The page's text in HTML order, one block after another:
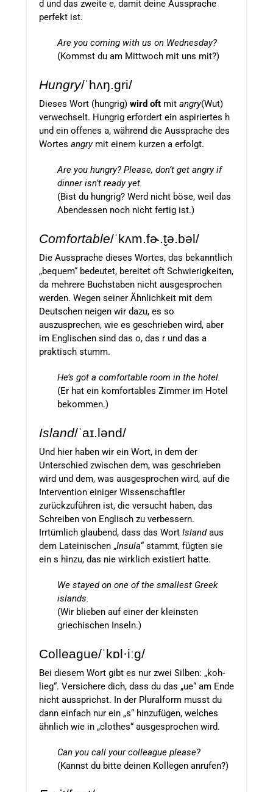
d und das zweite e, damit deine Aussprache
perfekt ist.
Are you coming with us on Wednesday?
(Kommst du am Mittwoch mit uns mit?)
Hungry/ˈhʌŋ.ɡri/
Dieses Wort (hungrig) wird oft mit angry(Wut)
verwechselt. Hungrig erfordert ein aspiriertes h
und ein offenes a, während die Aussprache des
Wortes angry mit einem kurzen a erfolgt.
Are you hungry? Please, don’t get angry if
dinner isn’t ready yet.
(Bist du hungrig? Werd nicht böse, weil das
Abendessen noch nicht fertig ist.)
Comfortable/ˈkʌm.fɚ.t̬ə.bəl/
Die Aussprache dieses Wortes, das bekanntlich
„bequem“ bedeutet, bereitet oft Schwierigkeiten,
da mehrere Buchstaben nicht ausgesprochen
werden. Wegen seiner Ähnlichkeit mit dem
Deutschen neigen wir dazu, es so
auszusprechen, wie es geschrieben wird, aber
im Englischen sind das o, das r und das a
praktisch stumm.
He’s got a comfortable room in the hotel.
(Er hat ein komfortables Zimmer im Hotel
bekommen.)
Island/ˈaɪ.lənd/
Und hier haben wir ein Wort, in dem der
Unterschied zwischen dem, was geschrieben
wird und dem, was ausgesprochen wird, auf die
Intervention einiger Wissenschaftler
zurückzuführen ist, die versucht haben, das
Schreiben von Englisch zu verbessern.
Irrtümlich glaubend, dass das Wort Islandaus
dem Lateinischen „Insula“ stammt, fügten sie
ein s hinzu, das nie wirklich existiert hatte.
We stayed on one of the smallest Greek
islands.
(Wir blieben auf einer der kleinsten
griechischen Inseln.)
Colleague/ˈkɒl·iːɡ/
Bei diesem Wort gibt es nur zwei Silben: „koh-
lieg“. Versichere dich, dass du das „ue“ am Ende
nicht aussprichst. In der Pluralform musst du
dann einfach nur ein „s“ hinzufügen, welches
ähnlich wie in „clothes“ ausgesprochen wird.
Can you call your colleague please?
(Kannst du bitte deinen Kollegen anrufen?)